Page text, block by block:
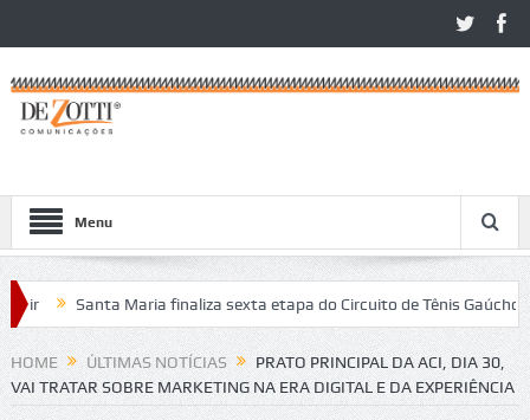
Menu
Santa Maria finaliza sexta etapa do Circuito de Tênis Gaúcho
no São Léo Open 2026
HOME ÚLTIMAS NOTÍCIAS
PRATO PRINCIPAL DA ACI, DIA 30,
VAI TRATAR SOBRE MARKETING NA ERA DIGITAL E DA EXPERIÊNCIA